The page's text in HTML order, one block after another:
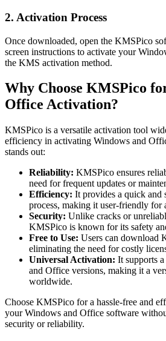
2. Activation Process
Once downloaded, open the KMSPico
screen instructions to activate your
the KMS activation method.
Why Choose KMSPico
Office Activation?
KMSPico is a versatile activation tool
efficiency in activating Windows and
stands out:
Reliability: KMSPico ensures
need for frequent updates or
Efficiency: It provides a quick and
process, making it user-friendly for
Security: Unlike cracks or
KMSPico is known for its safety
Free to Use: Users can download
eliminating the need for costly
Universal Activation: It supports
and Office versions, making it a
worldwide.
Choose KMSPico for a hassle-free and
your Windows and Office software
security or reliability.